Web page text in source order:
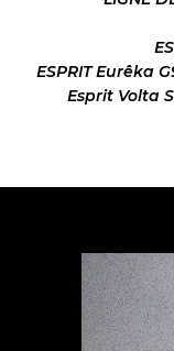
ESPRIT Eurêka
Esprit Volta